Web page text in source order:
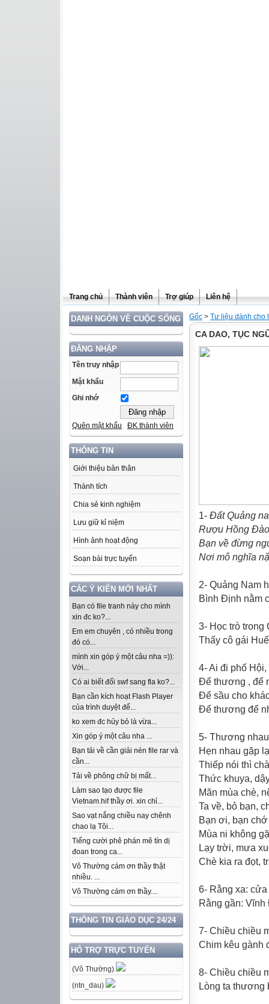
Trang chủ Thành viên Trợ giúp Liên hệ
DANH NGÔN VỀ CUỘC SỐNG
ĐĂNG NHẬP
Tên truy nhập
Mật khẩu
Ghi nhớ
Quên mật khẩu ĐK thành viên
THÔNG TIN
Giới thiệu bản thân
Thành tích
Chia sẻ kinh nghiệm
Lưu giữ kỉ niệm
Hình ảnh hoạt động
Soạn bài trực tuyến
CÁC Ý KIẾN MỚI NHẤT
Bạn có file tranh này cho mình
xin đc ko?...
Em em chuyên , có nhiều trong
đó có...
mình xin góp ý một câu nha =)):
Với...
Có ai biết đổi swf sang fla ko?...
Bạn cần kích hoạt Flash Player
của trình duyệt để...
ko xem đc hủy bỏ là vừa...
Xin góp ý một câu nha ...
Bạn tải về cần giải nén file rar và
cần...
Tải về phông chữ bị mất...
Làm sao tạo được file
Vietnam.hif thầy ơi. xin chỉ...
Sao vạt nắng chiều nay chênh
chao lạ Tôi...
Tiếng cười phê phán mê tín dị
đoan trong ca...
Vô Thường cám ơn thầy thật
nhiều. ...
Vô Thường cám ơn thầy....
THÔNG TIN GIÁO DỤC 24/24
HỔ TRỢ TRỰC TUYẾN
(Vô Thường)
(ntn_dau)
Gốc > Tư liệu dành cho
CA DAO, TỤC
1- Ðất Quảng
Rượu Hồng
Bạn về đừng
Nơi mô nghĩa
2- Quảng Nam
Bình Ðịnh nằm
3- Học trò trong
Thấy cô gái
4- Ai đi phố
Ðể thương , để
Ðể sầu cho
Ðể thương để
5- Thương
Hẹn nhau gặp
Thiếp nói thì
Thức khuya,
Mãn mùa chè,
Ta về, bỏ bạn,
Bạn ơi, bạn
Mùa ni không
Lạy trời, mưa
Chè kia ra đọt,
6- Rằng xa:
Rằng gần:
7- Chiều chiều
Chim kêu gành
8- Chiều chiều
Lòng ta thương